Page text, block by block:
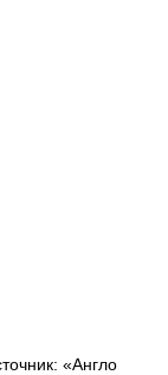
«Англо